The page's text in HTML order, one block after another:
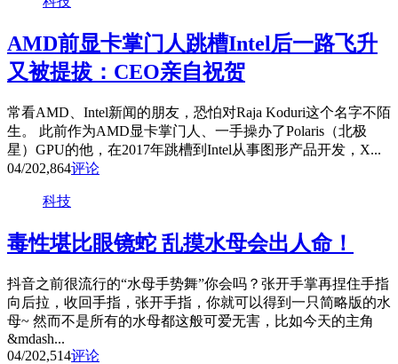
AMD前显卡掌门人跳槽Intel后一路飞升
又被提拔：CEO亲自祝贺
常看AMD、Intel新闻的朋友，恐怕对Raja Koduri这个名字不陌
生。 此前作为AMD显卡掌门人、一手操办了Polaris（北极
星）GPU的他，在2017年跳槽到Intel从事图形产品开发，X...
04/202,864评论
科技
毒性堪比眼镜蛇 乱摸水母会出人命！
抖音之前很流行的“水母手势舞”你会吗？张开手掌再捏住手指
向后拉，收回手指，张开手指，你就可以得到一只简略版的水
母~ 然而不是所有的水母都这般可爱无害，比如今天的主角
&mdash...
04/202,514评论